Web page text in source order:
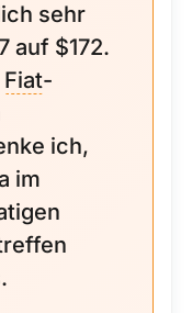
sehr
auf $172.
Fiat-
ich,
im